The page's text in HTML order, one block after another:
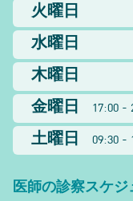
火曜日
水曜日
木曜日
金曜日
17:00 -
土曜日
09:30 -
医師の診察スケ